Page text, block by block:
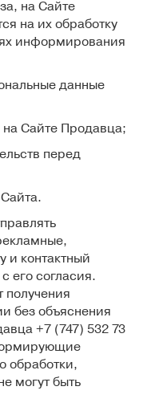
на Сайте
на их обработку
информирования
данные
Сайте Продавца;
перед
и контактный
его согласия.
получения
без объяснения
+7 (747) 532 73
обработки,
могут быть